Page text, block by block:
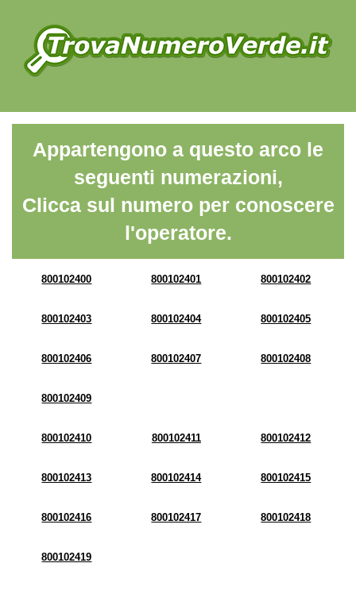
Appartengono a questo arco le
seguenti numerazioni,
Clicca sul numero per conoscere
l'operatore.
800102400 800102401 800102402
800102403 800102404 800102405
800102406 800102407 800102408
800102409
800102410 800102411 800102412
800102413 800102414 800102415
800102416 800102417 800102418
800102419